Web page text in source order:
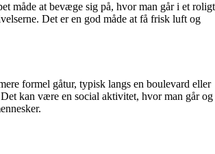
måde at bevæge sig på, hvor man går i et roligt
Det er en god måde at få frisk luft og
formel gåtur, typisk langs en boulevard eller
kan være en social aktivitet, hvor man går og